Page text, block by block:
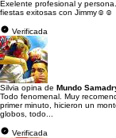
Exelente profesional y
fiestas exitosas con Jimmy☺️☺️
Verificada
Silvia opina de Mundo
Todo fenomenal. Muy
primer minuto, hicieron un
globos, todo...
Verificada